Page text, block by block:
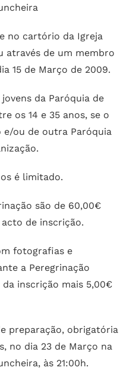
no cartório da Igreja
através de um membro
15 de Março de 2009.
da Paróquia de
os 14 e 35 anos, se o
e/ou de outra Paróquia
é limitado.
são de 60,00€
de inscrição.
fotografias e
a Peregrinação
inscrição mais 5,00€
preparação, obrigatória
no dia 23 de Março na
às 21:00h.